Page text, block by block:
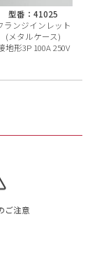
型番：41025
ランジインレット
(メタルケース)
地形3P 100A 250V
ご注意